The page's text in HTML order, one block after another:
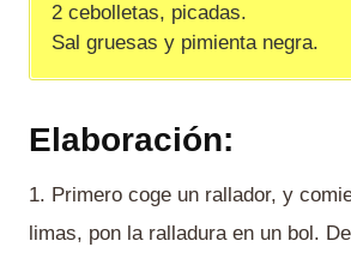
2 cebolletas, picadas.
Sal gruesas y pimienta negra.
Elaboración:
1. Primero coge un rallador, y
limas, pon la ralladura en un bol.